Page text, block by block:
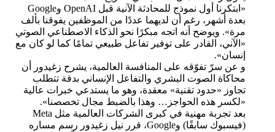
«ابتكرنا أول نموذج للمحادثة الآنية قبل OpenAI وGoogle
بعدة أشهر، رغم أن لديهما عددًا من الموظفين يفوقنا بألف
مرة». ويوضح أنه اتجه مبكرًا نحو الذكاء الاصطناعي الصوتي
«الآني، القادر على توفير تفاعل طبيعي تمامًا كما لو كان مع
إنسان».
و عن سرّ تفوّقه على المنافسة العالمية، يشرح زغيدور أن
محاكاة الصوت البشري والتفاعل الإنساني بدقة تتطلب
تجاوز «حدود تقنية» معقدة، وهو ما يستدعي خبرات عالية
«لكسر هذه الحواجز… وهذا بالضبط مجال تخصصنا».
بعد تجربة مهنية في كبرى الشركات العالمية مثل Meta
(فيسبوك سابقًا) وGoogle، قرر نيل زغيدور رسم مساره